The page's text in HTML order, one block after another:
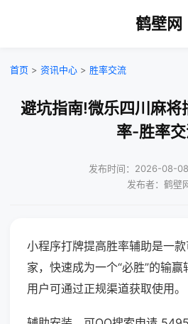
鹤壁网
首页 > 资讯中心 > 胜率交流
避坑指南!微乐四川麻将
率-胜率
发布时间：2026-08-
发布者：鹤壁
小程序打牌提高胜率辅助是一
家，快速成为一个“必胜”的输
用户可通过正规渠道获取使用。